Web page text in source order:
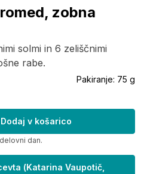
zobna
solmi in 6 zeliščnimi
rabe.
Pakiranje: 75 g
Dodaj v košarico
dan.
(Katarina Vaupotič,